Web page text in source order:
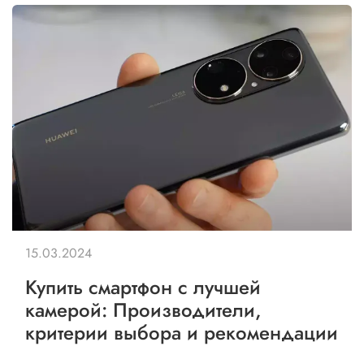
Купить смартфон с лучшей
камерой: Производители,
критерии выбора и рекомендации
15.03.2024